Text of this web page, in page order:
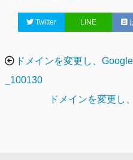
ゴ
リ
グ
Twitter LINE
投
稿
ドメインを変更し、
_100130
ドメインを変更し